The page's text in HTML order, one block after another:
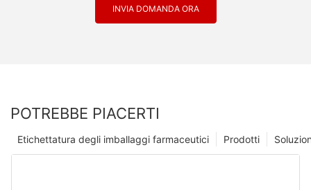
INVIA DOMANDA ORA
POTREBBE PIACERTI
Prodotti
Etichettatura degli imballaggi farmaceutici